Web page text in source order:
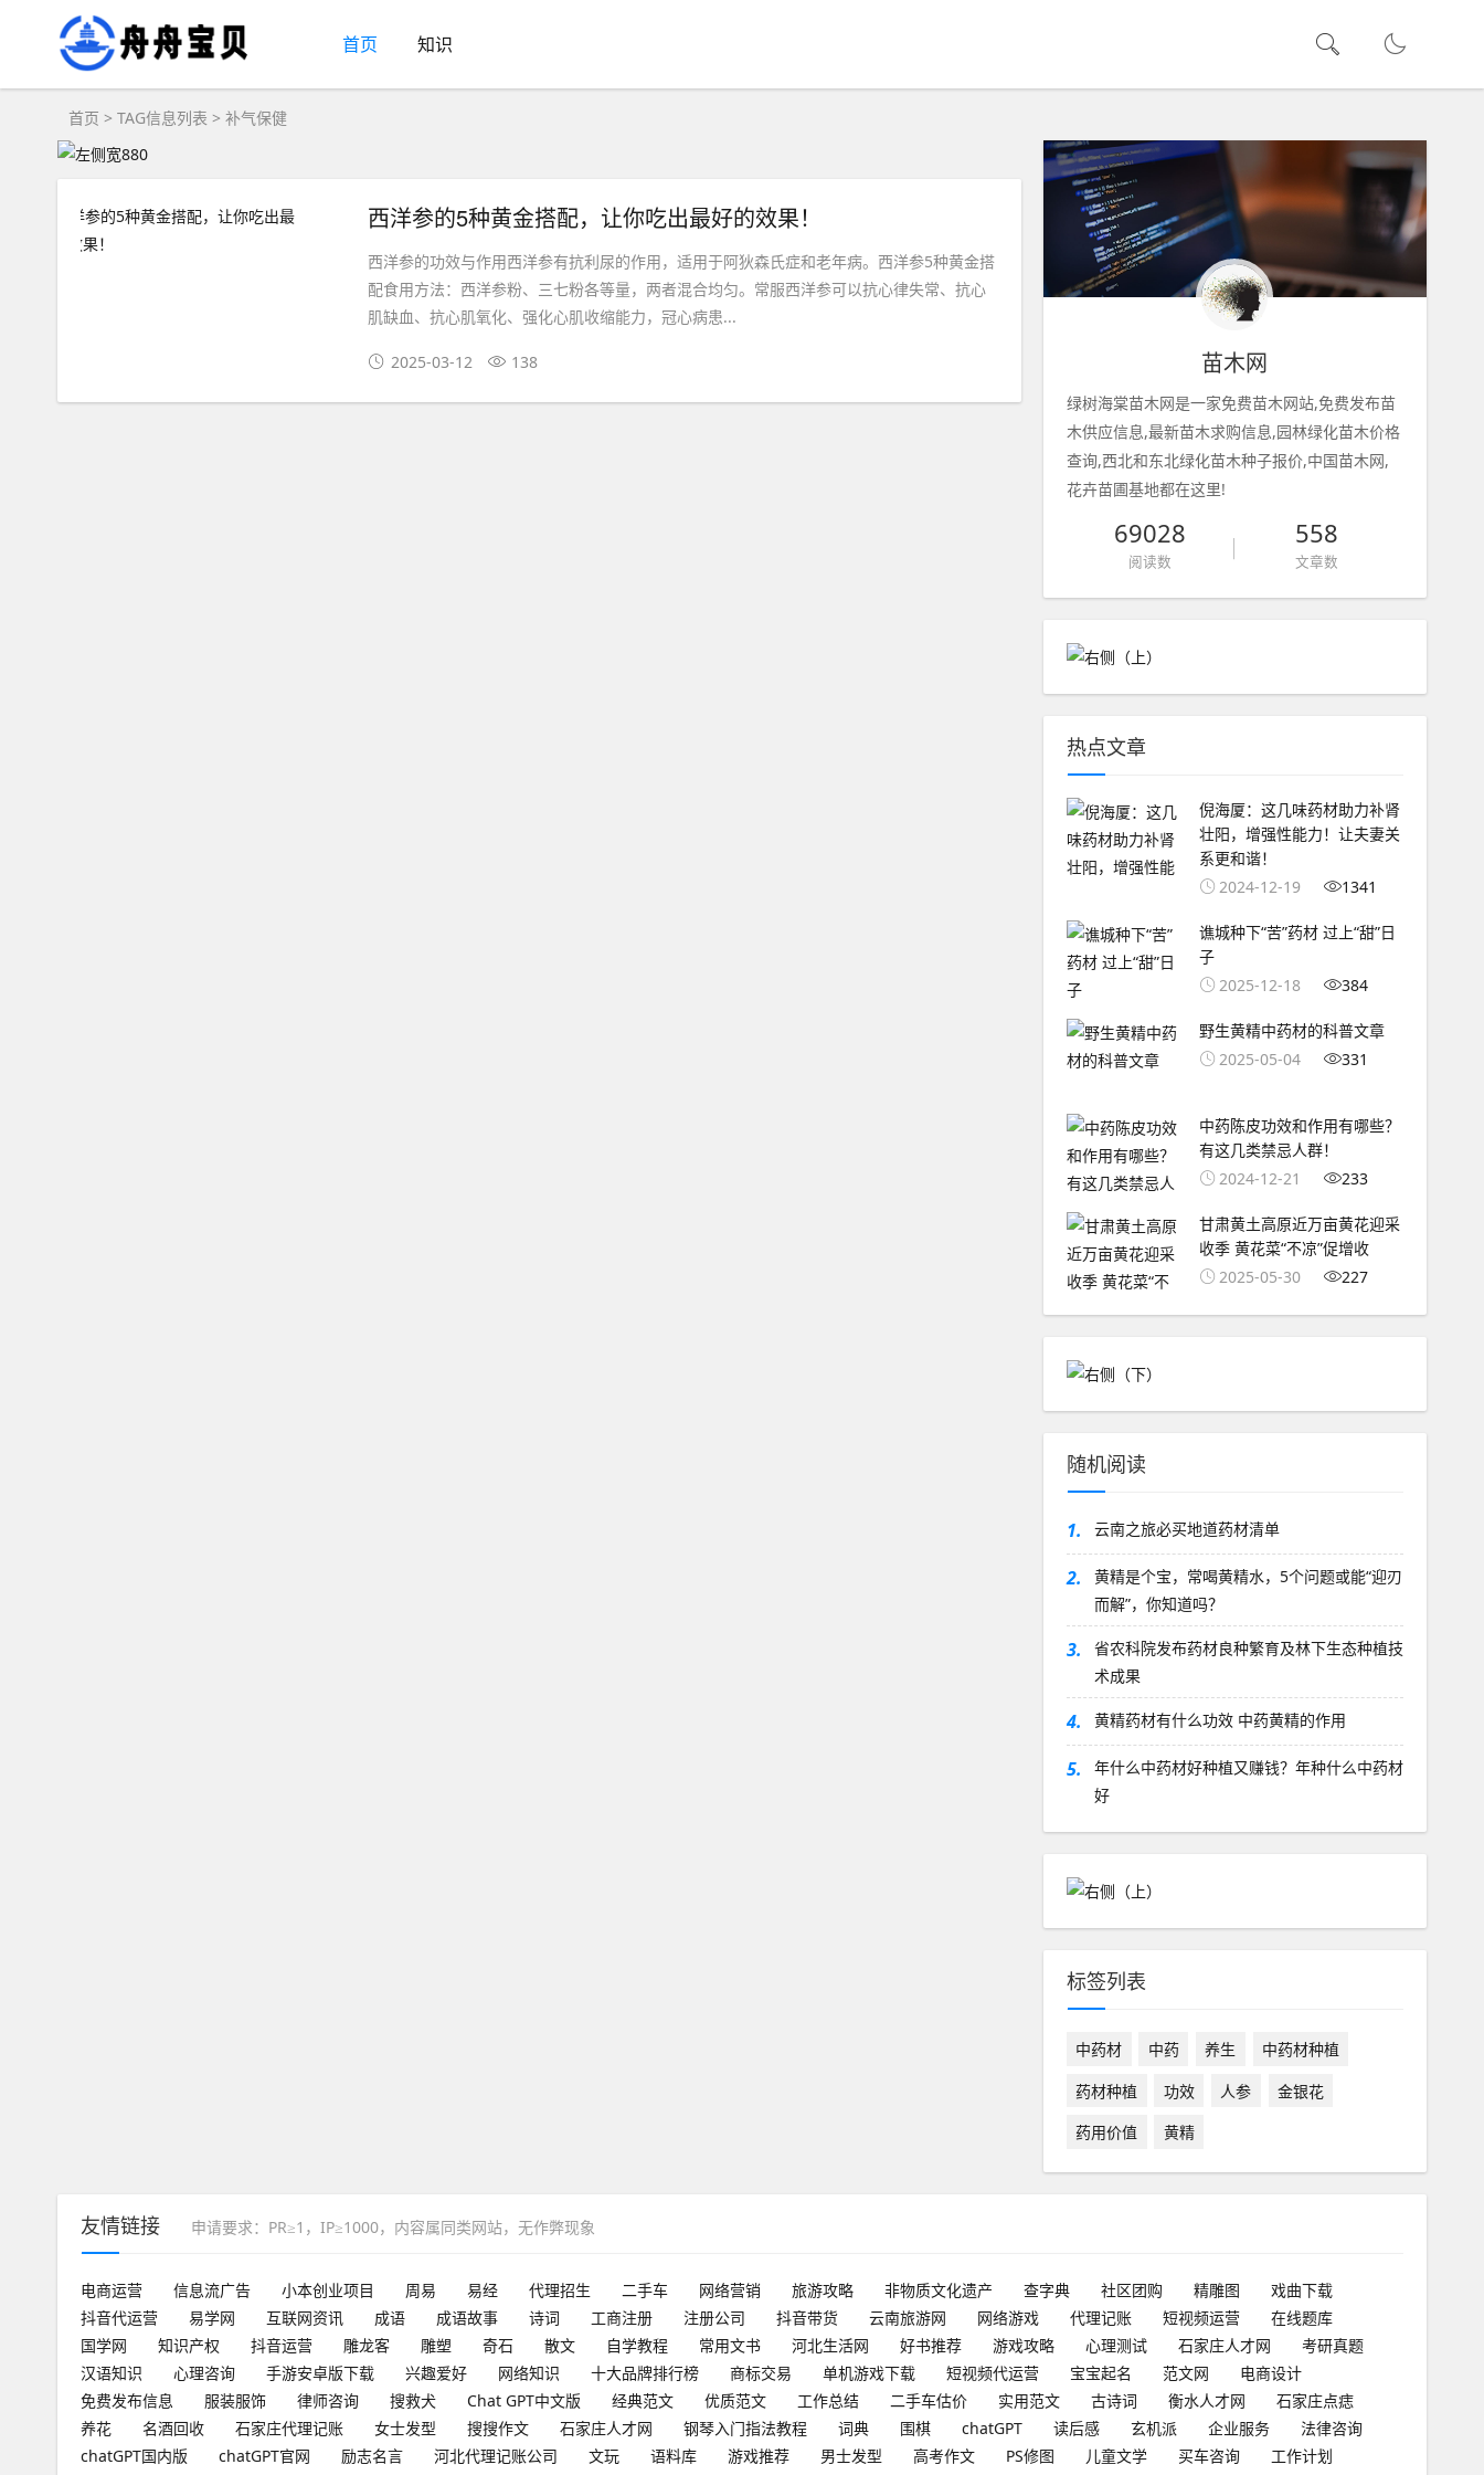
首页 知识
首页 > TAG信息列表 > 补气保健
西洋参的5种黄金搭配，让你吃出最好的效果！
西洋参的功效与作用西洋参有抗利尿的作用，适用于阿狄森氏症和老年病。西洋参5种黄金搭
配食用方法：西洋参粉、三七粉各等量，两者混合均匀。常服西洋参可以抗心律失常、抗心
肌缺血、抗心肌氧化、强化心肌收缩能力，冠心病患...
2025-03-12 138 苗木网
绿树海棠苗木网是一家免费苗木网站,免费发布苗
木供应信息,最新苗木求购信息,园林绿化苗木价格
查询,西北和东北绿化苗木种子报价,中国苗木网,
花卉苗圃基地都在这里!
69028
阅读数
558
文章数
热点文章
倪海厦：这几味药材助力补肾
壮阳，增强性能力！让夫妻关
系更和谐！
2024-12-19
1341
谯城种下“苦”药材 过上“甜”日
子
2025-12-18
384
野生黄精中药材的科普文章
2025-05-04
331
中药陈皮功效和作用有哪些？
有这几类禁忌人群！
2024-12-21
233
甘肃黄土高原近万亩黄花迎采
收季 黄花菜“不凉”促增收
2025-05-30
227
随机阅读
1. 云南之旅必买地道药材清单
2.
黄精是个宝，常喝黄精水，5个问题或能“迎刃
而解”，你知道吗？
3.
省农科院发布药材良种繁育及林下生态种植技
术成果
4. 黄精药材有什么功效 中药黄精的作用
5.
年什么中药材好种植又赚钱？年种什么中药材
好
标签列表
中药材 中药 养生
中药材种植
药材种植
功效 人参
金银花
药用价值
黄精
友情链接 申请要求：PR≥1，IP≥1000，内容属同类网站，无作弊现象
电商运营 信息流广告 小本创业项目 周易 易经 代理招生 二手车 网络营销 旅游攻略 非物质文化遗产 查字典 社区团购 精雕图
戏曲下载
抖音代运营
易学网 互联网资讯 成语 成语故事 诗词 工商注册 注册公司 抖音带货 云南旅游网 网络游戏 代理记账 短视频运营
在线题库
国学网
知识产权 抖音运营 雕龙客 雕塑 奇石 散文 自学教程 常用文书 河北生活网 好书推荐 游戏攻略 心理测试 石家庄人才网
考研真题
汉语知识
心理咨询 手游安卓版下载 兴趣爱好 网络知识 十大品牌排行榜 商标交易 单机游戏下载 短视频代运营 宝宝起名 范文网
电商设计
免费发布信息
服装服饰 律师咨询 搜救犬 Chat GPT中文版 经典范文 优质范文 工作总结 二手车估价 实用范文 古诗词 衡水人才网
石家庄点痣
养花
名酒回收 石家庄代理记账 女士发型 搜搜作文 石家庄人才网 钢琴入门指法教程 词典 围棋 chatGPT 读后感 玄机派 企业服务
法律咨询
chatGPT国内版
chatGPT官网 励志名言 河北代理记账公司 文玩 语料库 游戏推荐 男士发型 高考作文 PS修图 儿童文学 买车咨询
工作计划